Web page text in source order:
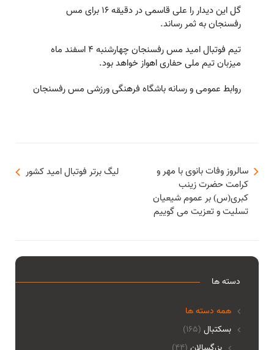
گل این دیدار را علی قاسمی در دقیقه ۱۶ برای مس
رفسنجان به ثمر رساند.
تیم فوتبال امید مس رفسنجان چهارشنبه ۴ اسفند ماه
میزبان تیم ملی حفاری اهواز خواهد بود.
روابط عمومی و رسانه باشگاه فرهنگی ورزشی مس رفسنجان
لیگ برتر فوتبال امید کشور
سالروز وفات بانوی با مهر و
کرامت حضرت زینب
کبری(س) بر عموم شیعیان
تسلیت و تعزیت می گوییم
دسته ها
همه دسته ها
(165) بسکتبال